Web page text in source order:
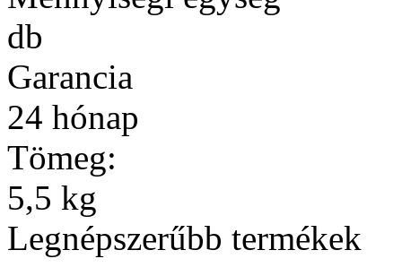
db
Garancia
24 hónap
Tömeg:
5,5 kg
Legnépszerűbb termékek